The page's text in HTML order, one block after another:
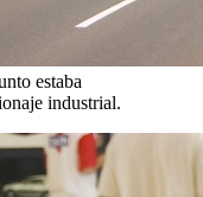
estaba
industrial.